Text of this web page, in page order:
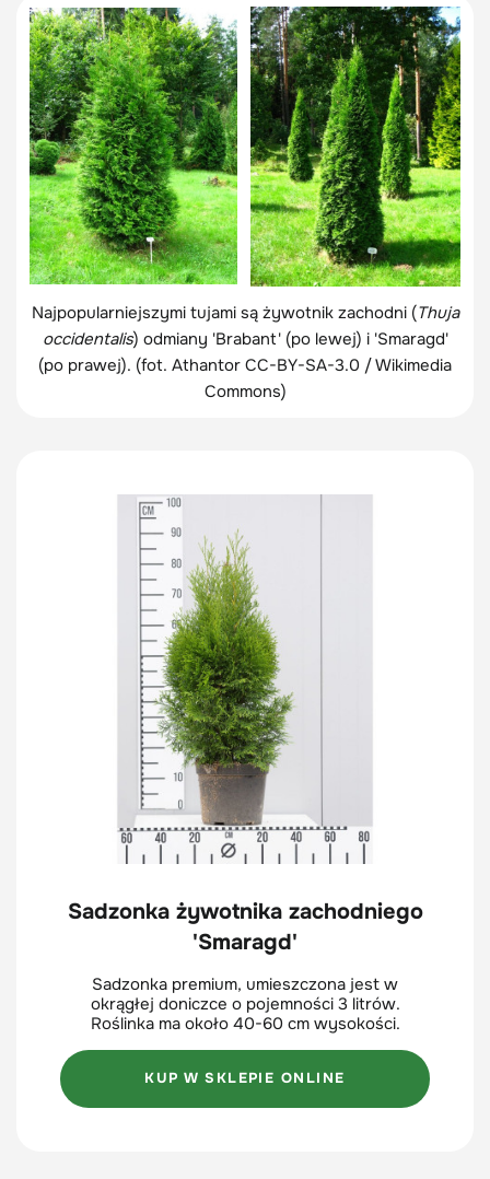
Najpopularniejszymi tujami są żywotnik zachodni (Thuja
occidentalis) odmiany 'Brabant' (po lewej) i 'Smaragd'
(po prawej). (fot. Athantor CC-BY-SA-3.0 / Wikimedia
Commons)
Sadzonka żywotnika zachodniego
'Smaragd'
Sadzonka premium, umieszczona jest w
okrągłej doniczce o pojemności 3 litrów.
Roślinka ma około 40-60 cm wysokości.
KUP W SKLEPIE ONLINE